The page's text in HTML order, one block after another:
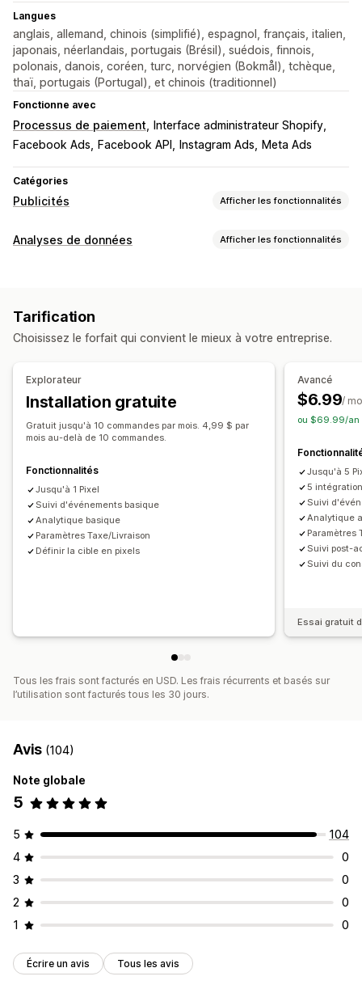
Langues
anglais, allemand, chinois (simplifié), espagnol, français, italien,
japonais, néerlandais, portugais (Brésil), suédois, finnois,
polonais, danois, coréen, turc, norvégien (Bokmål), tchèque,
thaï, portugais (Portugal), et chinois (traditionnel)
Fonctionne avec
Processus de paiement
Interface administrateur Shopify
Facebook Ads
Facebook API Instagram Ads Meta Ads
Catégories
Publicités Afficher les fonctionnalités
Ciblage
Plateforme Reciblage
Médias sociaux
Analyses de performance
Indicateurs d’engagement Suivi des conversions
Attribution UTM
Source de trafic
Analyses de données Afficher les fonctionnalités
Supports visuels et rapports
Tableau de bord des analyses de données
Tarification
Choisissez le forfait qui convient le mieux à votre entreprise.
Explorateur
Installation gratuite
Gratuit jusqu'à 10 commandes par mois. 4,99 $ par
mois au-delà de 10 commandes.
Fonctionnalités
Jusqu'à 1 Pixel
Suivi d'événements basique
Analytique basique
Paramètres Taxe/Livraison
Définir la cible en pixels
Avancé
$6.99/
ou $69.99/an
Jusqu'à 5
5
Suivi
Analytique
Paramètres
Suivi post-
Suivi du
Essai gratuit
Tous les frais sont facturés en USD. Les frais récurrents et basés sur
l’utilisation sont facturés tous les 30 jours.
Avis (104)
Note globale
5
5
104
4
0
3
0
2
0
1
0
Écrire un avis Tous les avis